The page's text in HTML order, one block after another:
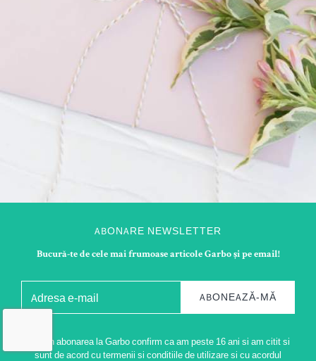
ABONARE NEWSLETTER
Bucură-te de cele mai frumoase articole Garbo și pe email!
ABONEAZĂ-MĂ
Prin abonarea la Garbo confirm ca am peste 16 ani si am citit si
sunt de acord cu termenii si conditiile de utilizare si cu acordul